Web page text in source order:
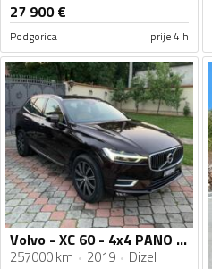
27 900€
Podgorica prije 4 h
Volvo - XC 60 - 4x4 PANO VIRT LED
257000 km 2019 Dizel